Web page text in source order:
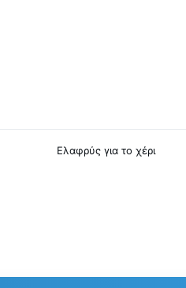
Ελαφρύς για το χέρι